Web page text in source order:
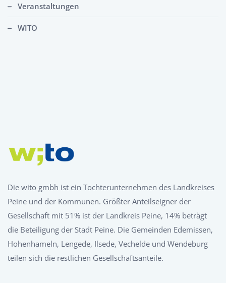
Veranstaltungen
WITO
Die wito gmbh ist ein Tochterunternehmen des Landkreises
Peine und der Kommunen. Größter Anteilseigner der
Gesellschaft mit 51% ist der Landkreis Peine, 14% beträgt
die Beteiligung der Stadt Peine. Die Gemeinden Edemissen,
Hohenhameln, Lengede, Ilsede, Vechelde und Wendeburg
teilen sich die restlichen Gesellschaftsanteile.